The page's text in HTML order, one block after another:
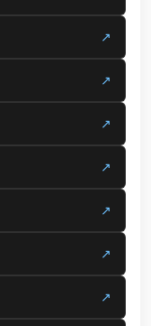
↗
↗
↗
↗
↗
↗
↗